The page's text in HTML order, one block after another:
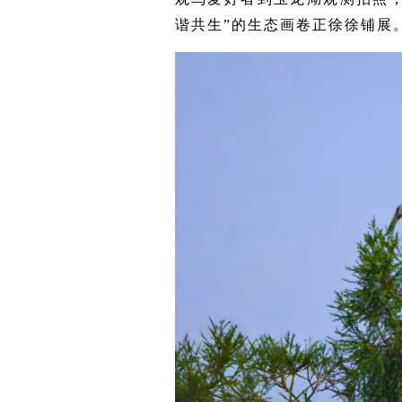
谐共生”的生态画卷正徐徐铺展